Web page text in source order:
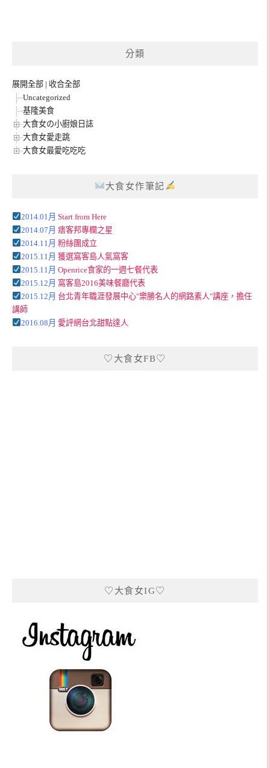
分類
展開全部 | 收合全部
Uncategorized
基隆美食
大食女の小廚娘日誌
大食女愛走跳
大食女最愛吃吃吃
大食女作筆記
2014.01月 Start from Here
2014.07月 痞客邦專欄之星
2014.11月 粉絲團成立
2015.11月 獲選窩客島人氣窩客
2015.11月 Openrice食家的一週七餐代表
2015.12月 窩客島2016美味餐廳代表
2015.12月 台北青年職涯發展中心"樂勝名人的網路素人"講座，擔任
講師
2016.08月 愛評網台北甜點達人
♡大食女FB♡
♡大食女IG♡